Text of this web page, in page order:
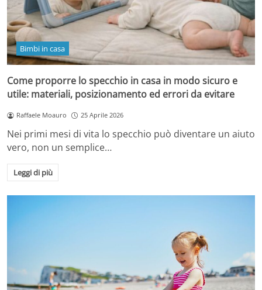
Bimbi in casa
Come proporre lo specchio in casa in modo sicuro e
utile: materiali, posizionamento ed errori da evitare
Raffaele Moauro 25 Aprile 2026
Nei primi mesi di vita lo specchio può diventare un aiuto
vero, non un semplice…
Leggi di più